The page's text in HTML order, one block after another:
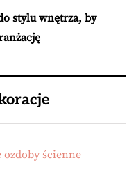
stylu wnętrza, by
ścienne